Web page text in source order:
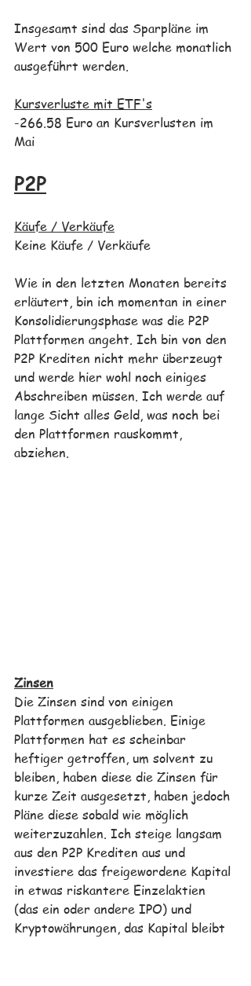
Insgesamt sind das Sparpläne im
Wert von 500 Euro welche monatlich
ausgeführt werden.
Kursverluste mit ETF's
-266.58 Euro an Kursverlusten im
Mai
P2P
Käufe / Verkäufe
Keine Käufe / Verkäufe
Wie in den letzten Monaten bereits
erläutert, bin ich momentan in einer
Konsolidierungsphase was die P2P
Plattformen angeht. Ich bin von den
P2P Krediten nicht mehr überzeugt
und werde hier wohl noch einiges
Abschreiben müssen. Ich werde auf
lange Sicht alles Geld, was noch bei
den Plattformen rauskommt,
abziehen.
Zinsen
Die Zinsen sind von einigen
Plattformen ausgeblieben. Einige
Plattformen hat es scheinbar
heftiger getroffen, um solvent zu
bleiben, haben diese die Zinsen für
kurze Zeit ausgesetzt, haben jedoch
Pläne diese sobald wie möglich
weiterzuzahlen. Ich steige langsam
aus den P2P Krediten aus und
investiere das freigewordene Kapital
in etwas riskantere Einzelaktien
(das ein oder andere IPO) und
Kryptowährungen, das Kapital bleibt